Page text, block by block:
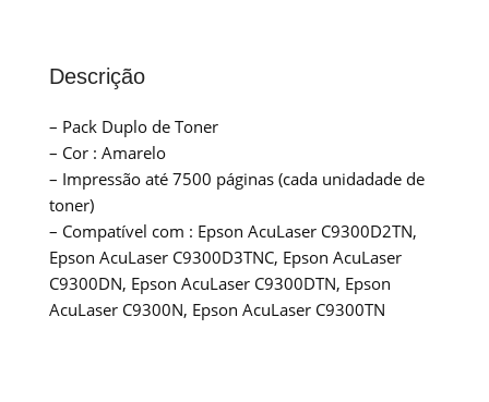
Descrição
– Pack Duplo de Toner
– Cor : Amarelo
– Impressão até 7500 páginas (cada unidadade de
toner)
– Compatível com : Epson AcuLaser C9300D2TN,
Epson AcuLaser C9300D3TNC, Epson AcuLaser
C9300DN, Epson AcuLaser C9300DTN, Epson
AcuLaser C9300N, Epson AcuLaser C9300TN